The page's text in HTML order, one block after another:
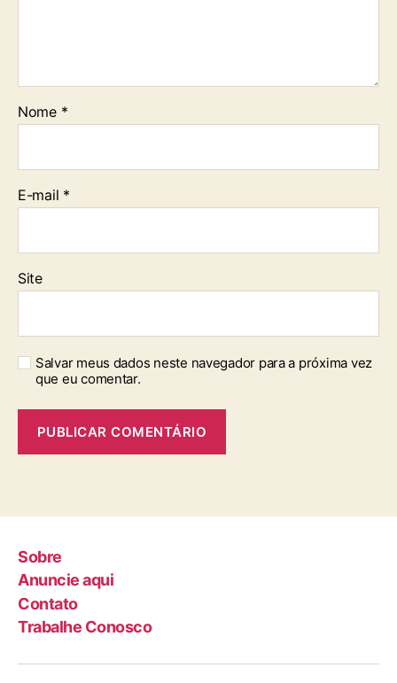
Nome *
E-mail *
Site
Salvar meus dados neste navegador para a próxima vez
que eu comentar.
Sobre
Anuncie aqui
Contato
Trabalhe Conosco